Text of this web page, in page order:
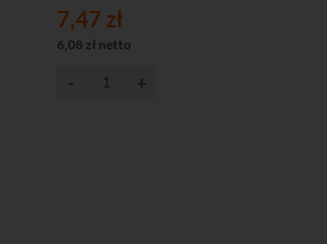
7,47 zł
6,08 zł netto